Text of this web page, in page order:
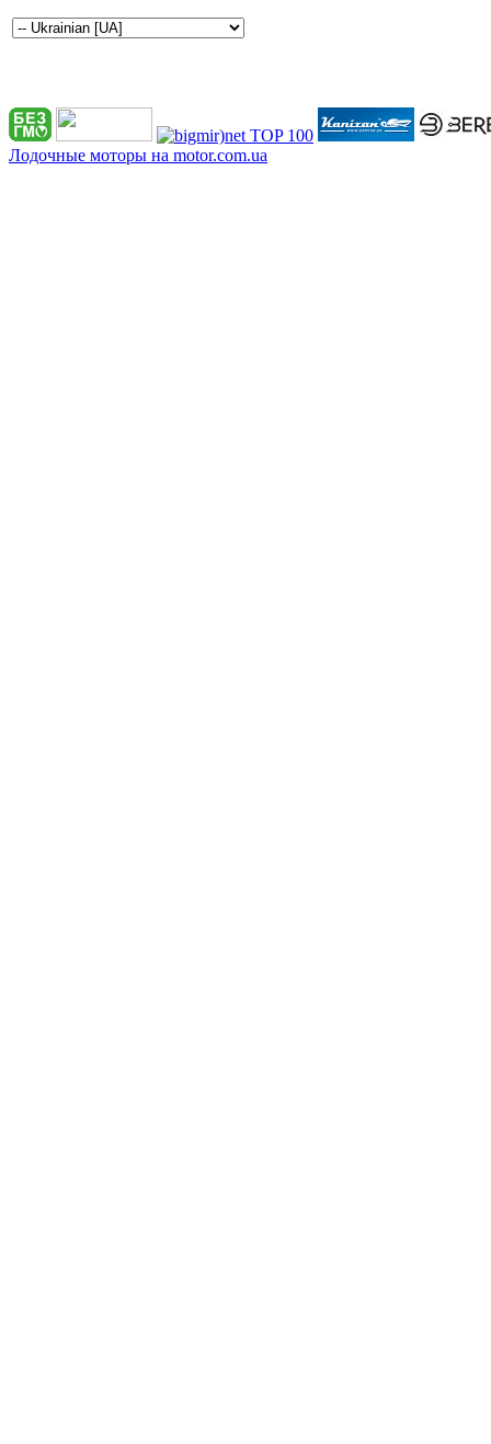
Лодочные моторы на motor.com.ua